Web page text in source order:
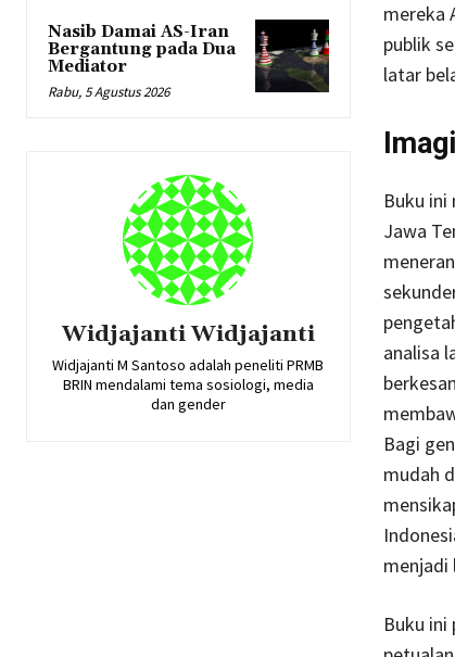
Nasib Damai AS-Iran
Bergantung pada Dua
Mediator
Rabu, 5 Agustus 2026
Widjajanti Widjajanti
Widjajanti M Santoso adalah peneliti PRMB
BRIN mendalami tema sosiologi, media
dan gender
mereka
publik
latar
Buku
Jawa
analisa
Bagi
mudah
menjadi
Buku ini